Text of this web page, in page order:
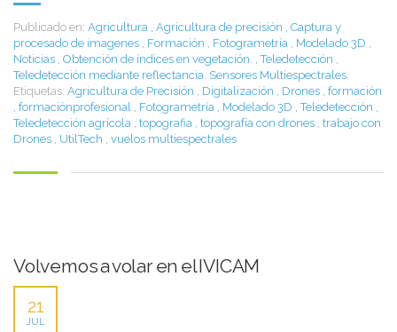
Publicado en: Agricultura , Agricultura de precisión , Captura y
procesado de imagenes , Formación , Fotogrametría , Modelado 3D ,
Noticias , Obtención de índices en vegetación. , Teledetección ,
Teledetección mediante reflectancia. Sensores Multiespectrales.
Etiquetas: Agricultura de Precisión , Digitalización , Drones , formación
, formaciónprofesional , Fotogrametría , Modelado 3D , Teledetección ,
Teledetección agrícola , topografia , topografía con drones , trabajo con
Drones , UtilTech , vuelos multiespectrales
Volvemos a volar en el IVICAM
21
JUL